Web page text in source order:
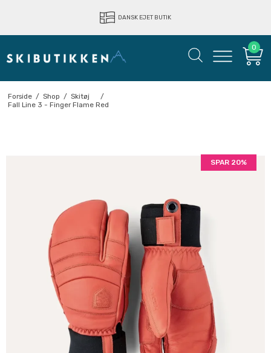
DANSK EJET BUTIK
LYNHURTIG LEVERING
0
Forside / Shop / Skitøj
/
Fall Line 3 - Finger Flame Red
SPAR 20%